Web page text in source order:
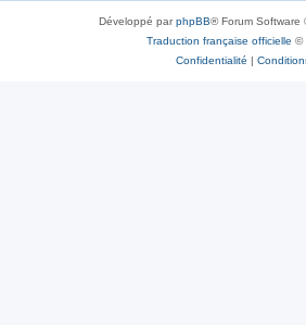
Développé parphpBB® Forum Software
Traduction française officielle ©
Confidentialité |